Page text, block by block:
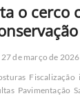
o cerco
27 de março de 2026
Fiscalização
Pavimentação